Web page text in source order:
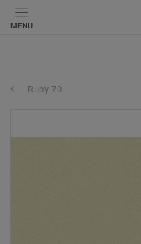
MENU
Ruby 70